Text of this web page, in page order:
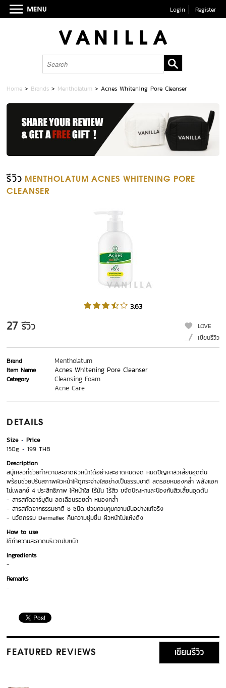
Login Register
Home > Brands > Mentholatum >Acnes Whitening Pore Cleanser
รีวิว MENTHOLATUM ACNES WHITENING PORE
CLEANSER
3.63
27 รีวิว
LOVE
เขียนรีวิว
Brand Mentholatum
Item Name Acnes Whitening Pore Cleanser
Category
Cleansing Foam
Acne Care
DETAILS
Size
Price
150g
199 THB
Description
สบู่เหลวที่ช่วยทำความสะอาดผิวหน้าได้อย่างสะอาดหมดจด หมดปัญหาสิวเสี้ยนอุดตัน
พร้อมช่วยปรับสภาพผิวหน้าให้ดูกระจ่างใสอย่างเป็นธรรมชาติ ลดรอยหมองคล้ำ พลังแอค
โน่เพลคช์ 4 ประสิทธิภาพ ให้หน้าใส ไร้มัน ไร้สิว ขจัดปัญหาและป้องกันสิวเสี้ยนอุดตัน
- สารสกัดอาร์บูติน ลดเลือนรอยดำ หมองคล้ำ
- สารสกัดจากธรรมชาติ 8 ชนิด ช่วยควบคุมความมันอย่างแท้จริง
- นวัตกรรม Dermaflex คืนความชุ่มชื่น ผิวหน้าไม่แห้งตึง
How to use
ใช้ทำความสะอาดบริเวณใบหน้า
Ingredients
-
Remarks
-
FEATURED REVIEWS เขียนรีวิว